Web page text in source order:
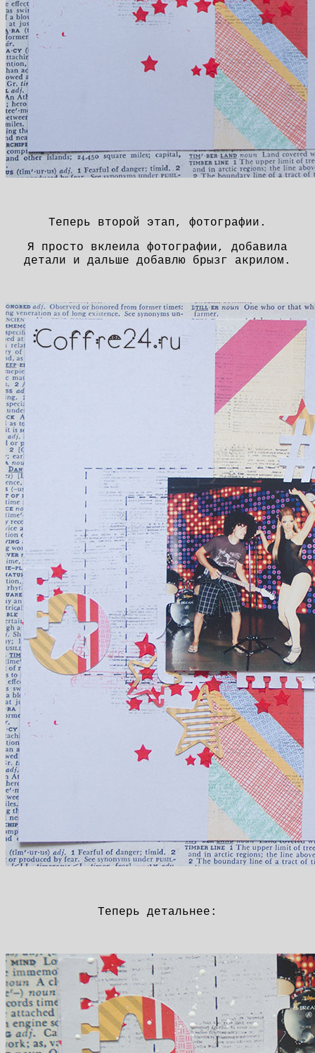
Теперь второй этап, фотографии.
Я просто вклеила фотографии, добавила
детали и дальше добавлю брызг акрилом.
Теперь детальнее: